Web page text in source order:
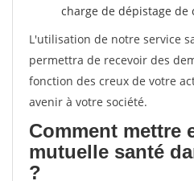
charge de dépistage de
L'utilisation de notre service
permettra de recevoir des
fonction des creux de votre
avenir à votre société.
Comment mettre
mutuelle santé
?